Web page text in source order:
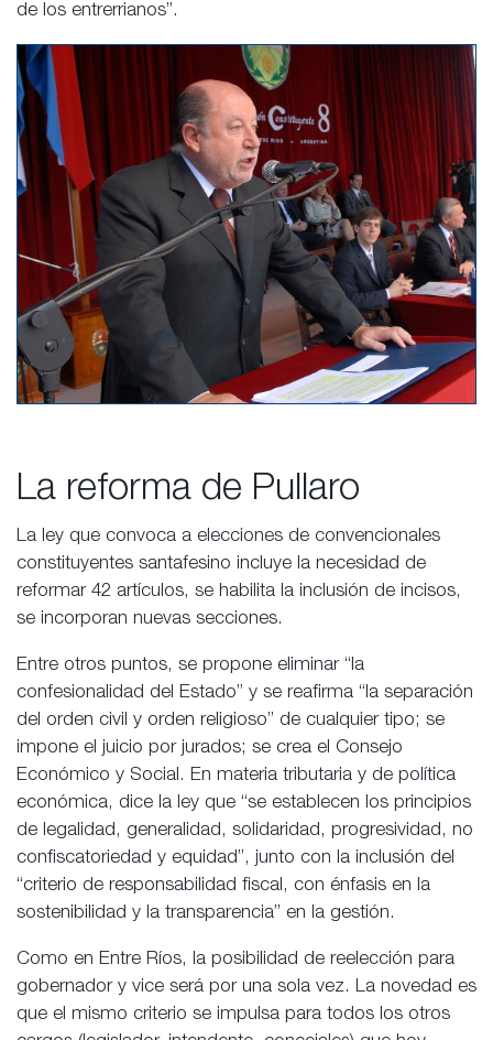
de los entrerrianos”.
La reforma de Pullaro
La ley que convoca a elecciones de convencionales
constituyentes santafesino incluye la necesidad de
reformar 42 artículos, se habilita la inclusión de incisos,
se incorporan nuevas secciones.
Entre otros puntos, se propone eliminar “la
confesionalidad del Estado” y se reafirma “la separación
del orden civil y orden religioso” de cualquier tipo; se
impone el juicio por jurados; se crea el Consejo
Económico y Social. En materia tributaria y de política
económica, dice la ley que “se establecen los principios
de legalidad, generalidad, solidaridad, progresividad, no
confiscatoriedad y equidad”, junto con la inclusión del
“criterio de responsabilidad fiscal, con énfasis en la
sostenibilidad y la transparencia” en la gestión.
Como en Entre Ríos, la posibilidad de reelección para
gobernador y vice será por una sola vez. La novedad es
que el mismo criterio se impulsa para todos los otros